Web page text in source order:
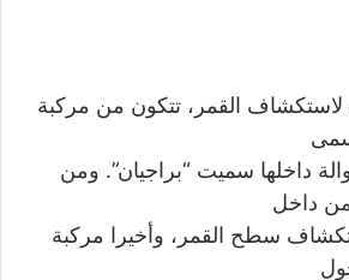
لاستكشاف القمر، تتكون من مركبة
داخلها سميت “براجيان”. ومن
داخل
سطح القمر، وأخيرا مركبة